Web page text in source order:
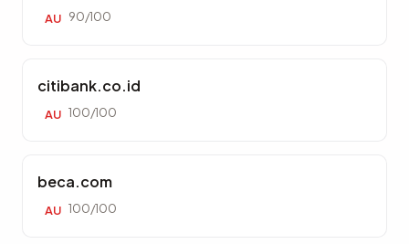
AU 90/100
citibank.co.id
AU 100/100
beca.com
AU 100/100